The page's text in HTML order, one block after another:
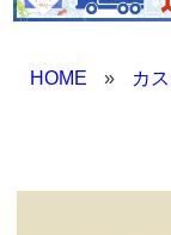
HOME » カ